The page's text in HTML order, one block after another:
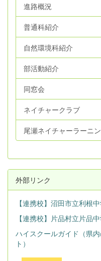
進路概況
普通科紹介
自然環境科紹介
部活動紹介
同窓会
ネイチャークラブ
尾瀬ネイチャーラーニ
外部リンク
【連携校】沼田市立利根
【連携校】片品村立片品
ハイスクールガイド（県
ト）